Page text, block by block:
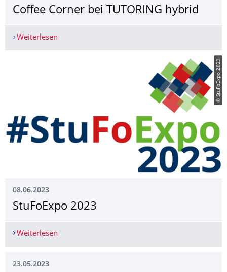
Coffee Corner bei TUTORING hybrid
Weiterlesen
© StuFoExpo 2023
08.06.2023
StuFoExpo 2023
Weiterlesen
23.05.2023